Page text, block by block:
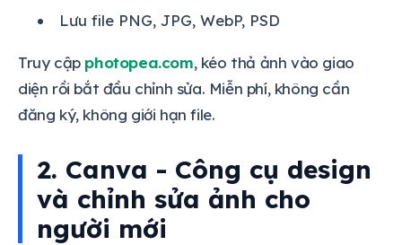
Lưu file PNG, JPG, WebP, PSD
Truy cập photopea.com, kéo thả ảnh vào giao
diện rồi bắt đầu chỉnh sửa. Miễn phí, không cần
đăng ký, không giới hạn file.
2. Canva - Công cụ design
và chỉnh sửa ảnh cho
người mới